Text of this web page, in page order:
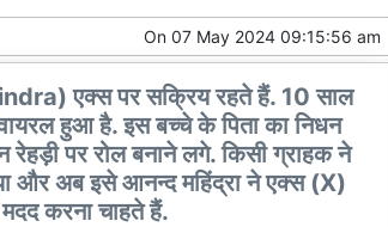
On 07 May 2024 09:15:56 am
एक्स पर सक्रिय रहते हैं. 10 साल
हुआ है. इस बच्चे के पिता का निधन
पर रोल बनाने लगे. किसी ग्राहक ने
और अब इसे आनन्द महिंद्रा ने एक्स (X)
करना चाहते हैं.